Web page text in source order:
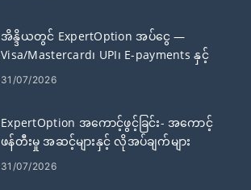
အိန္ဒိယတွင် ExpertOption အပ်ငွေ —
Visa/Mastercard၊ UPI၊ E-payments နှင့်
Crypto
31/07/2026
ExpertOption အကောင့်ဖွင့်ခြင်း- အကောင့်
ဖန်တီးမှု အဆင့်များနှင့် လိုအပ်ချက်များ
31/07/2026